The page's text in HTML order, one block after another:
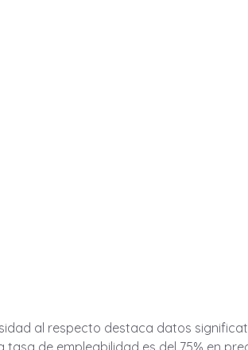
al respecto destaca datos